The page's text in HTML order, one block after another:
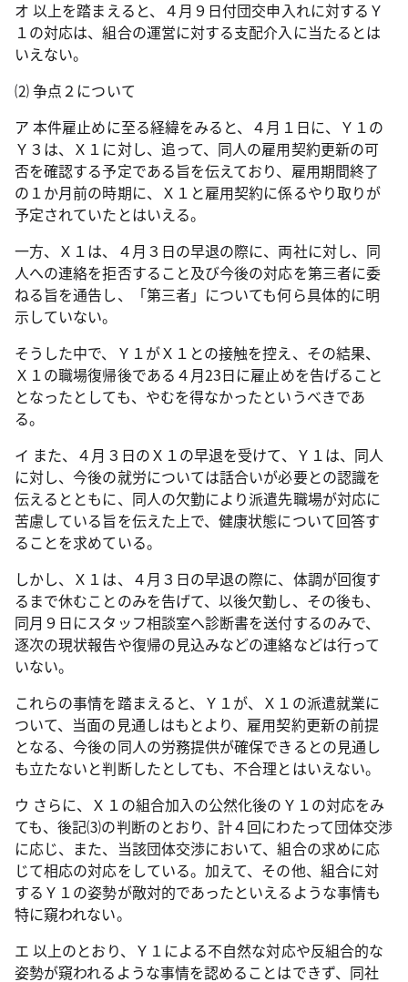
オ 以上を踏まえると、４月９日付団交申入れに対するＹ
１の対応は、組合の運営に対する支配介入に当たるとは
いえない。
⑵ 争点２について
ア 本件雇止めに至る経緯をみると、４月１日に、Ｙ１の
Ｙ３は、Ｘ１に対し、追って、同人の雇用契約更新の可
否を確認する予定である旨を伝えており、雇用期間終了
の１か月前の時期に、Ｘ１と雇用契約に係るやり取りが
予定されていたとはいえる。
一方、Ｘ１は、４月３日の早退の際に、両社に対し、同
人への連絡を拒否すること及び今後の対応を第三者に委
ねる旨を通告し、「第三者」についても何ら具体的に明
示していない。
そうした中で、Ｙ１がＸ１との接触を控え、その結果、
Ｘ１の職場復帰後である４月23日に雇止めを告げること
となったとしても、やむを得なかったというべきであ
る。
イ また、４月３日のＸ１の早退を受けて、Ｙ１は、同人
に対し、今後の就労については話合いが必要との認識を
伝えるとともに、同人の欠勤により派遣先職場が対応に
苦慮している旨を伝えた上で、健康状態について回答す
ることを求めている。
しかし、Ｘ１は、４月３日の早退の際に、体調が回復す
るまで休むことのみを告げて、以後欠勤し、その後も、
同月９日にスタッフ相談室へ診断書を送付するのみで、
逐次の現状報告や復帰の見込みなどの連絡などは行って
いない。
これらの事情を踏まえると、Ｙ１が、Ｘ１の派遣就業に
ついて、当面の見通しはもとより、雇用契約更新の前提
となる、今後の同人の労務提供が確保できるとの見通し
も立たないと判断したとしても、不合理とはいえない。
ウ さらに、Ｘ１の組合加入の公然化後のＹ１の対応をみ
ても、後記⑶の判断のとおり、計４回にわたって団体交渉
に応じ、また、当該団体交渉において、組合の求めに応
じて相応の対応をしている。加えて、その他、組合に対
するＹ１の姿勢が敵対的であったといえるような事情も
特に窺われない。
エ 以上のとおり、Ｙ１による不自然な対応や反組合的な
姿勢が窺われるような事情を認めることはできず、同社